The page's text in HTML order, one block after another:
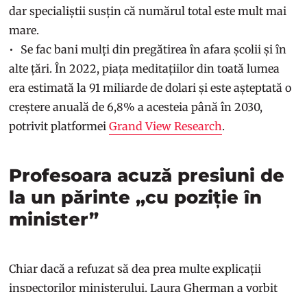
dar specialiștii susțin că numărul total este mult mai
mare.
Se fac bani mulți din pregătirea în afara școlii și în
alte țări. În 2022, piața meditațiilor din toată lumea
era estimată la 91 miliarde de dolari și este așteptată o
creștere anuală de 6,8% a acesteia până în 2030,
potrivit platformeiGrand View Research.
Profesoara acuză presiuni de
la un părinte „cu poziție în
minister”
Chiar dacă a refuzat să dea prea multe explicații
inspectorilor ministerului, Laura Gherman a vorbit